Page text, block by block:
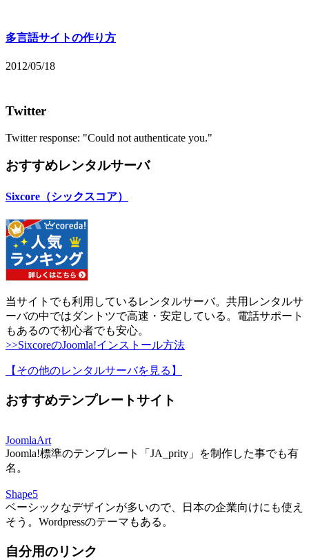
多言語サイトの作り方
2012/05/18
Twitter
Twitter response: "Could not authenticate you."
おすすめレンタルサーバ
Sixcore（シックスコア）
当サイトでも利用しているレンタルサーバ。共用レンタルサ
ーバの中ではダントツで高速・安定している。電話サポート
もあるので初心者でも安心。
>>SixcoreのJoomla!インストール方法
【その他のレンタルサーバを見る 】
おすすめテンプレートサイト
JoomlaArt
Joomla!標準のテンプレート「JA_prity」を制作した事でも有
名。
Shape5
ベーシックなデザインが多いので、日本の企業向けにも使え
そう。Wordpressのテーマもある。
自分用のリンク